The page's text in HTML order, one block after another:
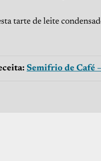
tarte de leite
Semifrio de Café